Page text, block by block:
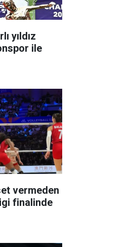
yıldız
ile
vermeden
finalinde